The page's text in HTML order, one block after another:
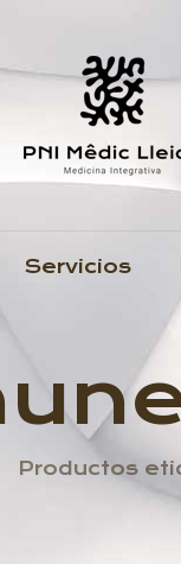
Servicios
Productos